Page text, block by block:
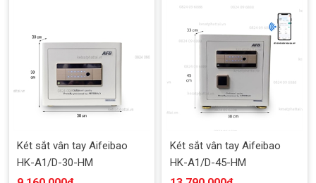
Két sắt vân tay Aifeibao
HK-A1/D-30-HM
Két sắt vân tay Aifeibao
HK-A1/D-45-HM